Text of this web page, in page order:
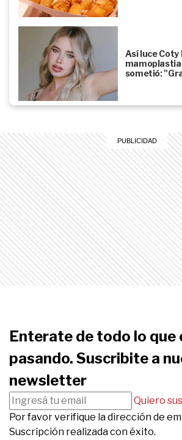
Así luce
mamoplastia
sometió:
Enterate de todo lo que
pasando. Suscribite a
newsletter
Quiero
Por favor verifique la dirección de
Suscripción realizada con éxito.